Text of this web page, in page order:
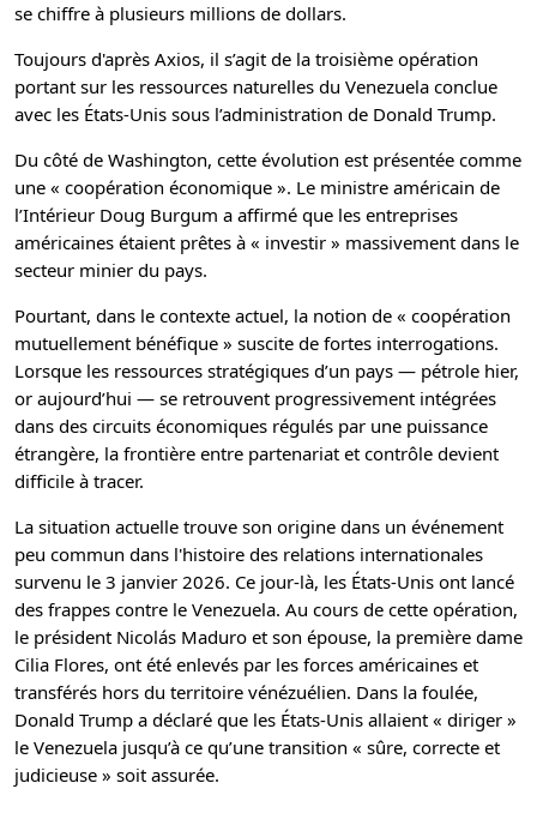
se chiffre à plusieurs millions de dollars.
Toujours d'après Axios, il s’agit de la troisième opération
portant sur les ressources naturelles du Venezuela conclue
avec les États-Unis sous l’administration de Donald Trump.
Du côté de Washington, cette évolution est présentée comme
une « coopération économique ». Le ministre américain de
l’Intérieur Doug Burgum a affirmé que les entreprises
américaines étaient prêtes à « investir » massivement dans le
secteur minier du pays.
Pourtant, dans le contexte actuel, la notion de « coopération
mutuellement bénéfique » suscite de fortes interrogations.
Lorsque les ressources stratégiques d’un pays — pétrole hier,
or aujourd’hui — se retrouvent progressivement intégrées
dans des circuits économiques régulés par une puissance
étrangère, la frontière entre partenariat et contrôle devient
difficile à tracer.
La situation actuelle trouve son origine dans un événement
peu commun dans l'histoire des relations internationales
survenu le 3 janvier 2026. Ce jour-là, les États-Unis ont lancé
des frappes contre le Venezuela. Au cours de cette opération,
le président Nicolás Maduro et son épouse, la première dame
Cilia Flores, ont été enlevés par les forces américaines et
transférés hors du territoire vénézuélien. Dans la foulée,
Donald Trump a déclaré que les États-Unis allaient « diriger »
le Venezuela jusqu’à ce qu’une transition « sûre, correcte et
judicieuse » soit assurée.